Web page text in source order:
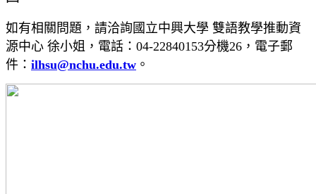
如有相關問題，請洽詢國立中興大學 雙語教學推動資
源中心 徐小姐，電話：04-22840153分機26，電子郵
件： ilhsu@nchu.edu.tw 。